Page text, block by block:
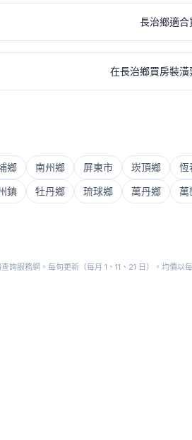
長治鄉適合
在長治鄉買房裝潢
鄉 南州鄉 屏東市 崁頂鄉 恆
鎮 牡丹鄉 琉球鄉 萬丹鄉 萬
詢服務網。每旬更新（每月 1、11、21 日）。均價